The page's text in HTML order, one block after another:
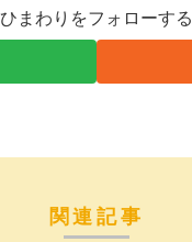
ひまわりをフォローする
関連記事